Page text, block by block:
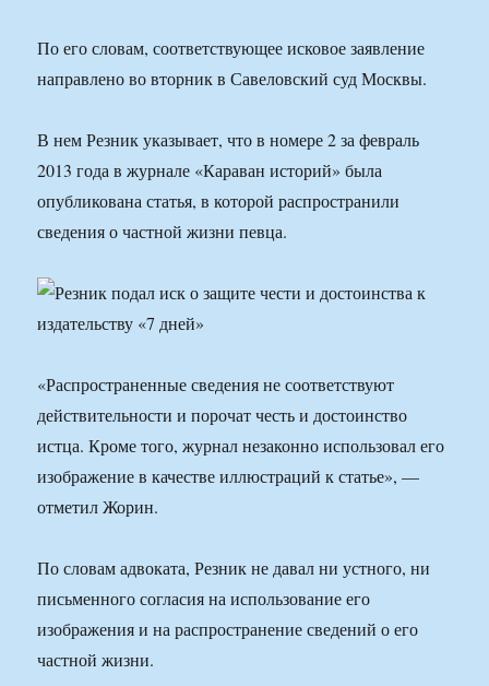
По его словам, соответствующее исковое заявление
направлено во вторник в Савеловский суд Москвы.
В нем Резник указывает, что в номере 2 за февраль
2013 года в журнале «Караван историй» была
опубликована статья, в которой распространили
сведения о частной жизни певца.
«Распространенные сведения не соответствуют
действительности и порочат честь и достоинство
истца. Кроме того, журнал незаконно использовал его
изображение в качестве иллюстраций к статье», —
отметил Жорин.
По словам адвоката, Резник не давал ни устного, ни
письменного согласия на использование его
изображения и на распространение сведений о его
частной жизни.